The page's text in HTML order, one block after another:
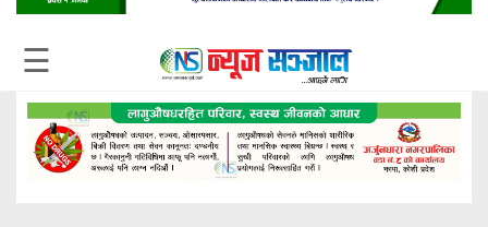
☰
शिक्षा
बजार
राजनीति